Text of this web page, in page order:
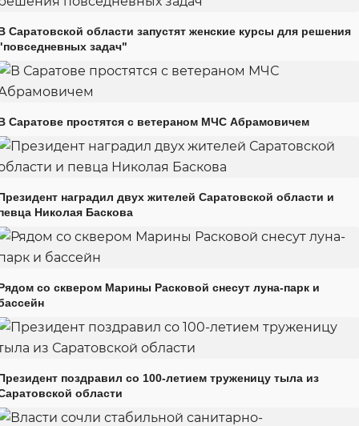
Саратовской области запустят женские курсы для решения
задач"
Саратове простятся с ветераном МЧС Абрамовичем
наградил двух жителей Саратовской области и
Николая Баскова
со сквером Марины Расковой снесут луна-парк и
поздравил со 100-летием труженицу тыла из
области